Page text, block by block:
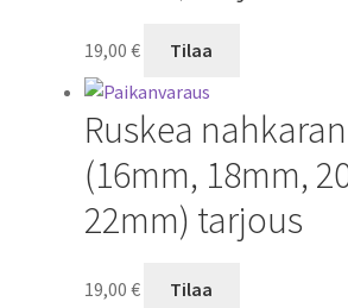
19,00 € Tilaa
Ruskea
(16mm, 18mm,
22mm) tarjous
19,00 € Tilaa